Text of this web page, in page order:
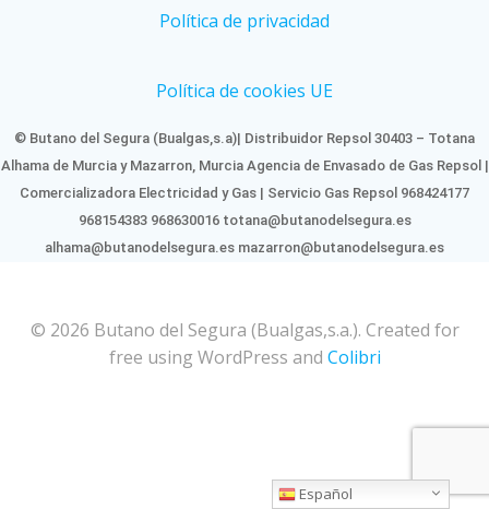
Política de privacidad
Política de cookies UE
© Butano del Segura (Bualgas,s.a)| Distribuidor Repsol 30403 – Totana
Alhama de Murcia y Mazarron, Murcia Agencia de Envasado de Gas Repsol |
Comercializadora Electricidad y Gas | Servicio Gas Repsol 968424177
968154383 968630016 totana@butanodelsegura.es
alhama@butanodelsegura.es mazarron@butanodelsegura.es
© 2026 Butano del Segura (Bualgas,s.a.). Created for
free using WordPress and Colibri
Español